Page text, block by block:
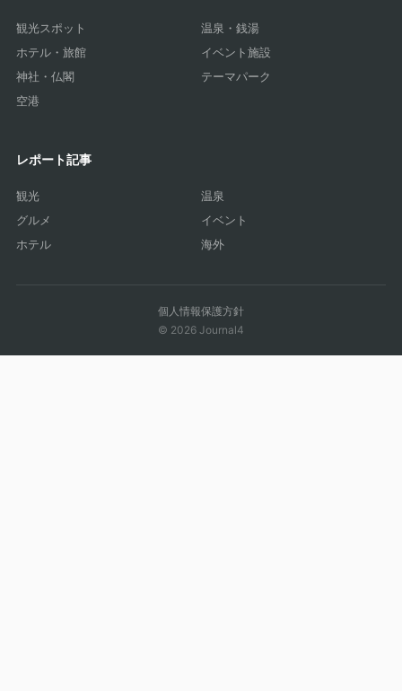
観光スポット
温泉・銭湯
ホテル・旅館
イベント施設
神社・仏閣
テーマパーク
空港
レポート記事
観光
温泉
グルメ
イベント
ホテル
海外
個人情報保護方針
© 2026 Journal4